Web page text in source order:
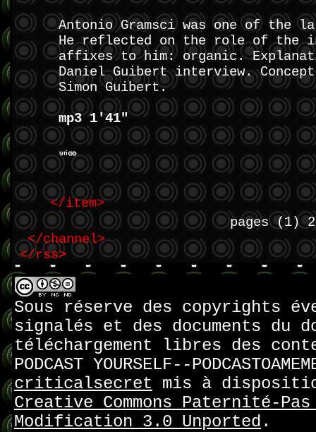
Antonio Gramsci was one of the
He reflected on the role of the
affixes to him: organic.
Daniel Guibert interview.
Simon Guibert.
mp3 1'41"
</item>
pages(1) 2
</channel>
</rss>
Sous réserve des copyrights
signalés et des documents du
téléchargement libres des
PODCAST YOURSELF--
criticalsecret mis à
Creative Commons Paternité-
Modification 3.0 Unported .